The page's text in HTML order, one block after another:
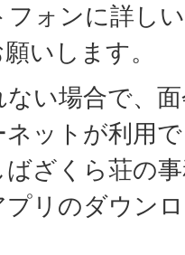
フォンに詳し
いします。
い場合で、
ットが利用
ざくら荘の
リのダウン